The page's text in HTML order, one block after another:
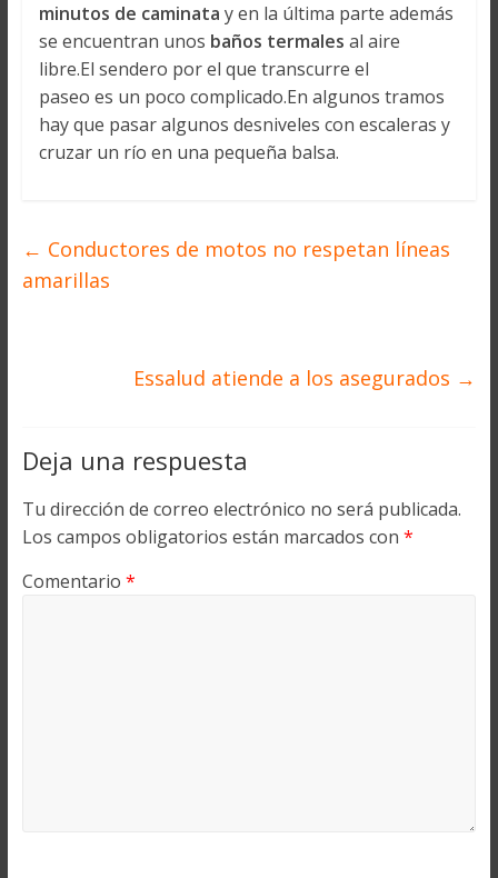
minutos de caminata y en la última parte además
se encuentran unos baños termales al aire
libre.El sendero por el que transcurre el
paseo es un poco complicado.En algunos tramos
hay que pasar algunos desniveles con escaleras y
cruzar un río en una pequeña balsa.
← Conductores de motos no respetan líneas
amarillas
Essalud atiende a los asegurados →
Deja una respuesta
Tu dirección de correo electrónico no será publicada.
Los campos obligatorios están marcados con *
Comentario *